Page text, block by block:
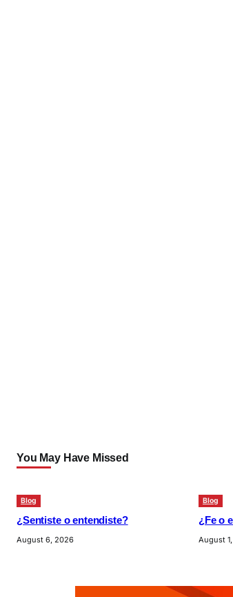
You May Have Missed
Blog
¿Sentiste o entendiste?
August 6, 2026
Blog
¿Fe o
August